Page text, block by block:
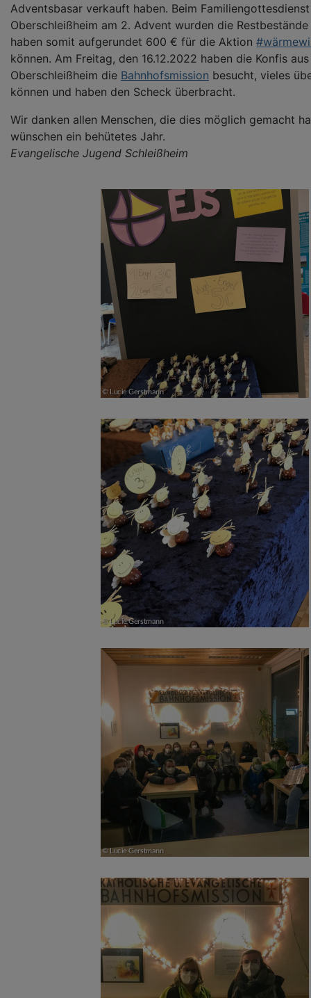
Adventsbasar verkauft haben. Beim
Oberschleißheim am 2. Advent wurden die
haben somit aufgerundet 600 € für die Aktion
können. Am Freitag, den 16.12.2022 haben die Konfis aus
Oberschleißheim die Bahnhofsmission besucht, vieles
können und haben den Scheck überbracht.
Wir danken allen Menschen, die dies möglich gemacht
wünschen ein behütetes Jahr.
Evangelische Jugend Schleißheim